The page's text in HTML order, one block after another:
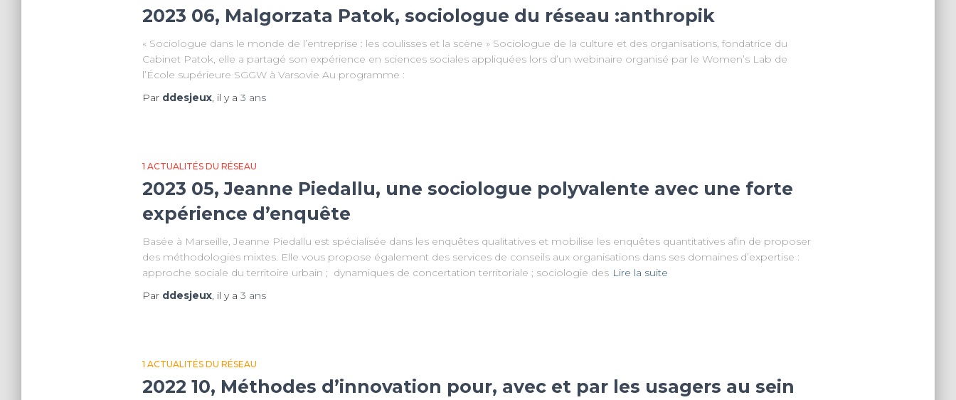
2023 06, Malgorzata Patok, sociologue du réseau :anthropik
« Sociologue dans le monde de l’entreprise : les coulisses et la scène » Sociologue de la culture et des organisations, fondatrice du
Cabinet Patok, elle a partagé son expérience en sciences sociales appliquées lors d’un webinaire organisé par le Women’s Lab de
l’École supérieure SGGW à Varsovie Au programme :
Par ddesjeux, il y a 3 ans
1 ACTUALITÉS DU RÉSEAU
2023 05, Jeanne Piedallu, une sociologue polyvalente avec une forte
expérience d’enquête
Basée à Marseille, Jeanne Piedallu est spécialisée dans les enquêtes qualitatives et mobilise les enquêtes quantitatives afin de proposer
des méthodologies mixtes. Elle vous propose également des services de conseils aux organisations dans ses domaines d’expertise :
approche sociale du territoire urbain ; dynamiques de concertation territoriale ; sociologie des Lire la suite
Par ddesjeux, il y a 3 ans
1 ACTUALITÉS DU RÉSEAU
2022 10, Méthodes d’innovation pour, avec et par les usagers au sein